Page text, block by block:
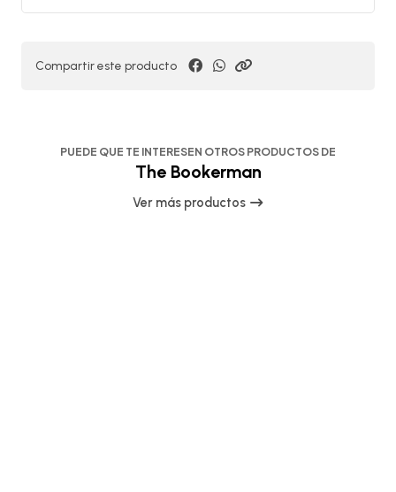
Compartir este producto
PUEDE QUE TE INTERESEN OTROS PRODUCTOS DE
The Bookerman
Ver más productos